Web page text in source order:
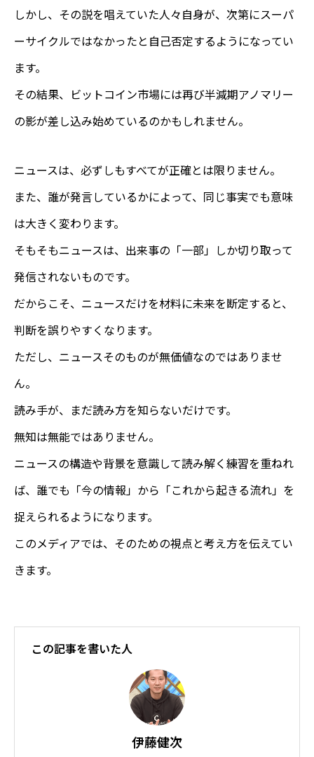
しかし、その説を唱えていた人々自身が、次第にスーパ
ーサイクルではなかったと自己否定するようになってい
ます。
その結果、ビットコイン市場には再び半減期アノマリー
の影が差し込み始めているのかもしれません。
ニュースは、必ずしもすべてが正確とは限りません。
また、誰が発言しているかによって、同じ事実でも意味
は大きく変わります。
そもそもニュースは、出来事の「一部」しか切り取って
発信されないものです。
だからこそ、ニュースだけを材料に未来を断定すると、
判断を誤りやすくなります。
ただし、ニュースそのものが無価値なのではありませ
ん。
読み手が、まだ読み方を知らないだけです。
無知は無能ではありません。
ニュースの構造や背景を意識して読み解く練習を重ねれ
ば、誰でも「今の情報」から「これから起きる流れ」を
捉えられるようになります。
このメディアでは、そのための視点と考え方を伝えてい
きます。
この記事を書いた人
伊藤健次